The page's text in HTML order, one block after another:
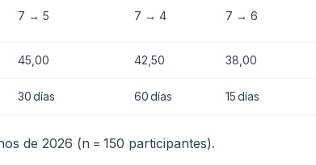
7 → 5 7 → 4 7 → 6
45,00 42,50 38,00
30 días 60 días 15 días
de 2026 (n = 150 participantes).